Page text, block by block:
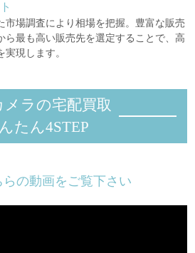
市場調査により相場を把握。豊富な販売
ら最も高い販売先を選定することで、高
実現します。
メラの宅配買取
たん4STEP
らの動画をご覧下さい